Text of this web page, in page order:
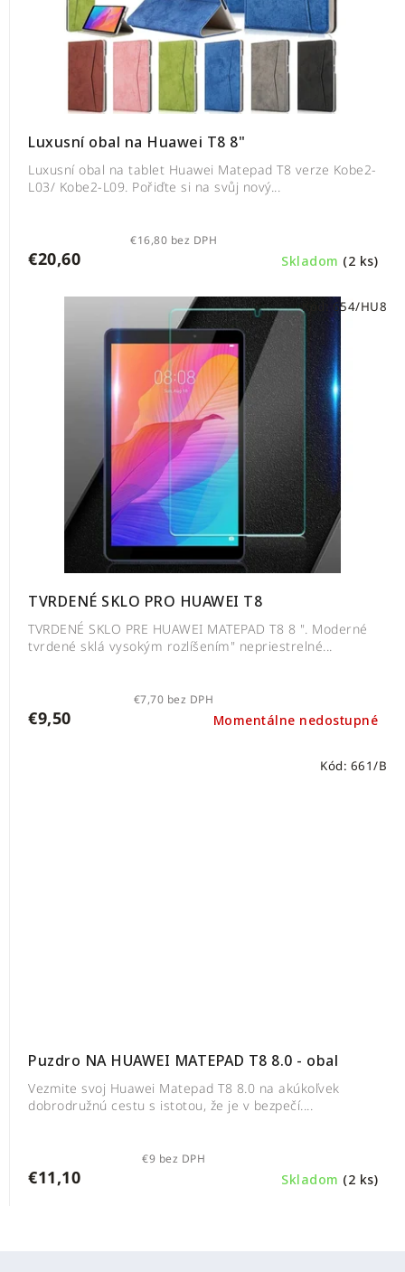
Luxusní obal na Huawei T8 8"
Skladom (2 ks)
€16,80 bez DPH
€20,60
Luxusní obal na tablet Huawei Matepad T8 verze Kobe2-
L03/ Kobe2-L09. Pořiďte si na svůj nový...
TVRDENÉ SKLO PRO HUAWEI T8
Momentálne nedostupné
€7,70 bez DPH
€9,50
TVRDENÉ SKLO PRE HUAWEI MATEPAD T8 8 ". Moderné
tvrdené sklá vysokým rozlíšením" nepriestrelné...
Kód: 654/HU8
Puzdro NA HUAWEI MATEPAD T8 8.0 - obal
Skladom (2 ks)
€9 bez DPH
€11,10
Vezmite svoj Huawei Matepad T8 8.0 na akúkoľvek
dobrodružnú cestu s istotou, že je v bezpečí....
Kód: 661/B